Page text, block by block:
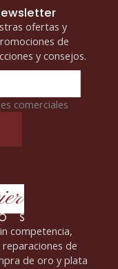
ofertas y
de
y consejos.
comerciales
competencia,
de
de oro y plata